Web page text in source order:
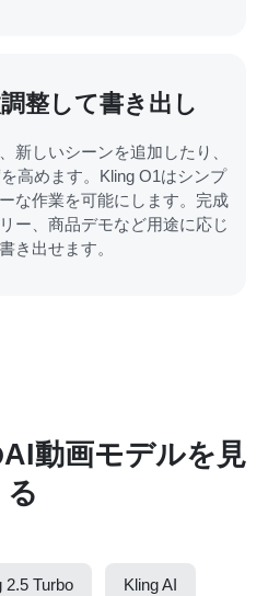
整して書き出し
新しいシーンを追加したり、
高めます。Kling O1はシンプ
な作業を可能にします。完成
ー、商品デモなど用途に応じ
き出せます。
動画モデルを見
る
2.5 Turbo Kling AI